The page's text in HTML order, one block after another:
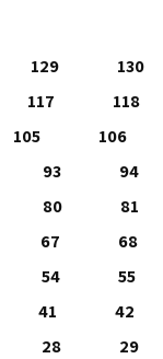
130
129
118
117
106
105
94
93
81
80
68
67
55
54
42
41
29
28